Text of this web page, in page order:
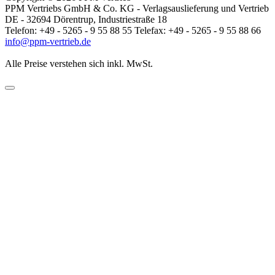
PPM Vertriebs GmbH & Co. KG - Verlagsauslieferung und Vertrieb
DE - 32694 Dörentrup, Industriestraße 18
Telefon: +49 - 5265 - 9 55 88 55 Telefax: +49 - 5265 - 9 55 88 66
info@ppm-vertrieb.de
Alle Preise verstehen sich inkl. MwSt.